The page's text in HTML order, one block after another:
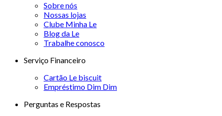
Sobre nós
Nossas lojas
Clube Minha Le
Blog da Le
Trabalhe conosco
Serviço Financeiro
Cartão Le biscuit
Empréstimo Dim Dim
Perguntas e Respostas